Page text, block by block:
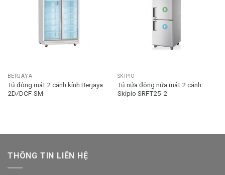
BERJAYA
Tủ đông mát 2 cánh kính Berjaya
2D/DCF-SM
SKIPIO
Tủ nửa đông nửa mát 2 cánh
Skipio SRFT25-2
THÔNG TIN LIÊN HỆ